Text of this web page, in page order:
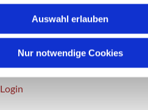
Auswahl erlauben
Nur notwendige Cookies
ChurchDesk-
Login